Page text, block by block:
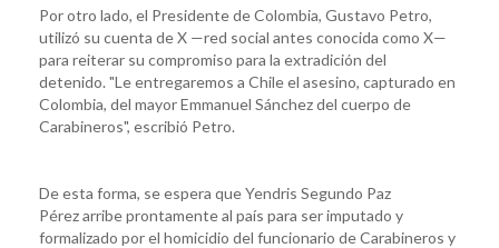
Por otro lado, el Presidente de Colombia, Gustavo Petro,
utilizó su cuenta de X —red social antes conocida como X—
para reiterar su compromiso para la extradición del
detenido. "Le entregaremos a Chile el asesino, capturado en
Colombia, del mayor Emmanuel Sánchez del cuerpo de
Carabineros", escribió Petro.
De esta forma, se espera que Yendris Segundo Paz
Pérez arribe prontamente al país para ser imputado y
formalizado por el homicidio del funcionario de Carabineros y